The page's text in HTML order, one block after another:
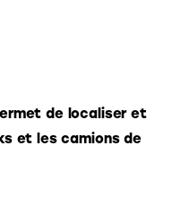
de localiser et
et les camions de